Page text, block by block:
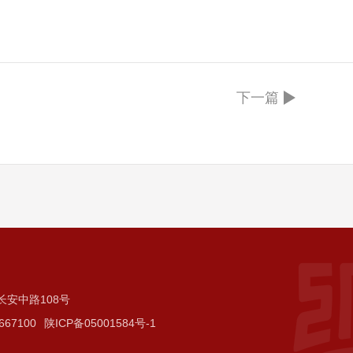
下一篇
安中路108号
陕ICP备05001584号-1